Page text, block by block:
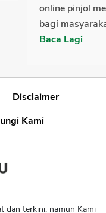
online pinjol
bagi
Baca Lagi
Disclaimer
Kami
dan terkini, namun Kami